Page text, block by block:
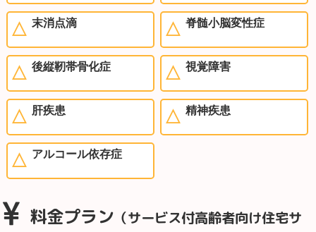
末消点滴 脊髄小脳変性症
後縦靭帯骨化症 視覚障害
肝疾患 精神疾患
アルコール依存症
料金プラン （サービス付高齢者向け住宅サ